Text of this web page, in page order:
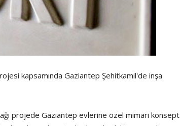
kapsamında Gaziantep Şehitkamil'de inşa
projede Gaziantep evlerine özel mimari konsept